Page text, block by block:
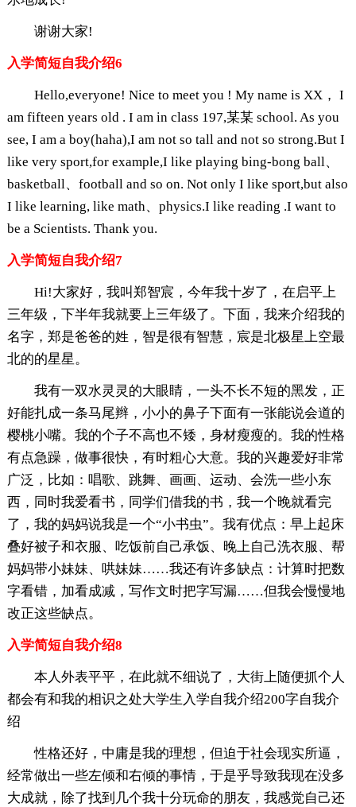
谢谢大家!
入学简短自我介绍6
Hello,everyone! Nice to meet you ! My name is XX， I
am fifteen years old . I am in class 197,某某 school. As you
see, I am a boy(haha),I am not so tall and not so strong.But I
like very sport,for example,I like playing bing-bong ball、
basketball、football and so on. Not only I like sport,but also
I like learning, like math、physics.I like reading .I want to
be a Scientists. Thank you.
入学简短自我介绍7
Hi!大家好，我叫郑智宸，今年我十岁了，在启平上
三年级，下半年我就要上三年级了。下面，我来介绍我的
名字，郑是爸爸的姓，智是很有智慧，宸是北极星上空最
北的的星星。
我有一双水灵灵的大眼睛，一头不长不短的黑发，正
好能扎成一条马尾辫，小小的鼻子下面有一张能说会道的
樱桃小嘴。我的个子不高也不矮，身材瘦瘦的。我的性格
有点急躁，做事很快，有时粗心大意。我的兴趣爱好非常
广泛，比如：唱歌、跳舞、画画、运动、会洗一些小东
西，同时我爱看书，同学们借我的书，我一个晚就看完
了，我的妈妈说我是一个“小书虫”。我有优点：早上起床
叠好被子和衣服、吃饭前自己承饭、晚上自己洗衣服、帮
妈妈带小妹妹、哄妹妹……我还有许多缺点：计算时把数
字看错，加看成减，写作文时把字写漏……但我会慢慢地
改正这些缺点。
入学简短自我介绍8
本人外表平平，在此就不细说了，大街上随便抓个人
都会有和我的相识之处大学生入学自我介绍200字自我介
绍
性格还好，中庸是我的理想，但迫于社会现实所逼，
经常做出一些左倾和右倾的事情，于是乎导致我现在没多
大成就，除了找到几个我十分玩命的朋友，我感觉自己还